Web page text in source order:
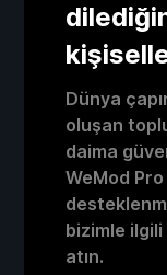
Dünya
oluşan
daima
WeMod
bizimle
atın.